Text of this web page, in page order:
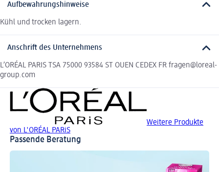
Aufbewahrungshinweise
Kühl und trocken lagern.
Anschrift des Unternehmens
L’ORÉAL PARIS TSA 75000 93584 ST OUEN CEDEX FR fragen@loreal-
group.com
Weitere Produkte
von L'ORÉAL PARiS
Passende Beratung